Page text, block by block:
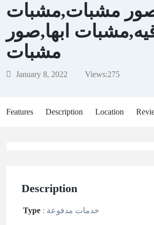
مشبات,مشبات
ابها,صور
مشبات
January 8, 2022 Views:275
Features Description Location
Description
Type : خدمات مدفوعة